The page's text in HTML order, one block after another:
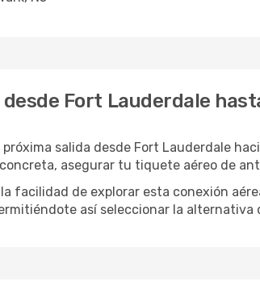
Fort Lauderdale
salida desde Fort Lauderdale
asegurar tu tiquete aéreo de
la facilidad de explorar esta conexión
así seleccionar la